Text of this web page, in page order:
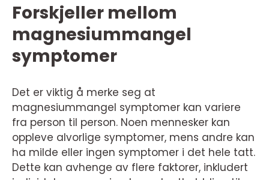
Forskjeller mellom
magnesiummangel
symptomer
Det er viktig å merke seg at
magnesiummangel symptomer kan variere
fra person til person. Noen mennesker kan
oppleve alvorlige symptomer, mens andre kan
ha milde eller ingen symptomer i det hele tatt.
Dette kan avhenge av flere faktorer, inkludert